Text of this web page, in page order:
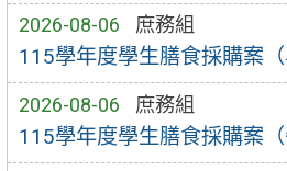
2026-08-06 庶務組
115學年度學生膳食採購案（
2026-08-06 庶務組
115學年度學生膳食採購案（